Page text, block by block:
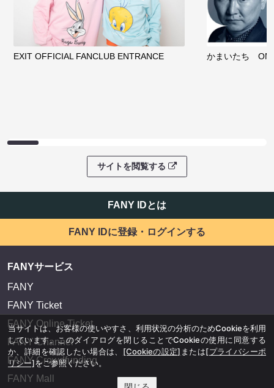
EXIT OFFICIAL FANCLUB ENTRANCE かまいたち
サイトを閲覧する
FANY IDとは
FANY IDに登録・ログインする
FANYサービス
FANY
FANY Ticket
FANY Online Ticket
FANY Channel
FANY Crowdfunding
FANY Mall
当サイトは、お客様の使いやすさ、利用状況の分析のためCookieを利用
しています。このダイアログを閉じることでCookieの使用に同意する
か、詳細を確認したい場合は、 [Cookieの設定] または[プライバシーポ
リシー]をご参照ください。